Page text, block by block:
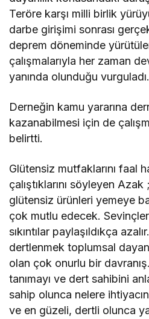
Teröre karşı milli birlik
darbe girişimi sonrası
deprem döneminde
çalışmalarıyla her zaman
yanında olunduğu vurguladı.
Derneğin kamu yararına
kazanabilmesi için de
belirtti.
Glütensiz mutfaklarını faal
çalıştıklarını söyleyen
glütensiz ürünleri yemeye
çok mutlu edecek.
sıkıntılar paylaşıldıkça
dertlenmek toplumsal
olan çok onurlu bir
tanımayı ve dert sahibini
sahip olunca nelere
ve en güzeli, dertli olunca